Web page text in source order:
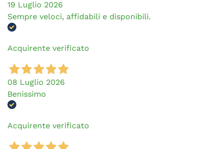
19 Luglio 2026
Sempre veloci, affidabili e disponibili.
Acquirente verificato
08 Luglio 2026
Benissimo
Acquirente verificato